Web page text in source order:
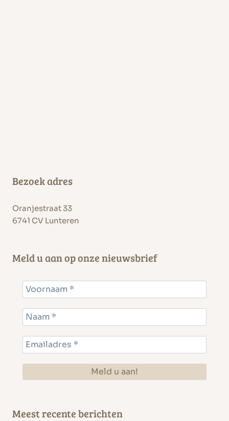
Bezoek adres
Oranjestraat 33
6741 CV Lunteren
Meld u aan op onze nieuwsbrief
Meest recente berichten